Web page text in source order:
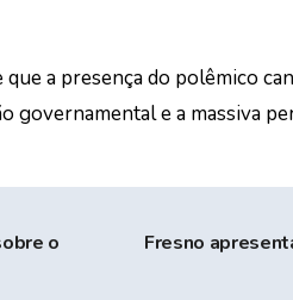
a presença do polêmico
e a massiva
o
Fresno